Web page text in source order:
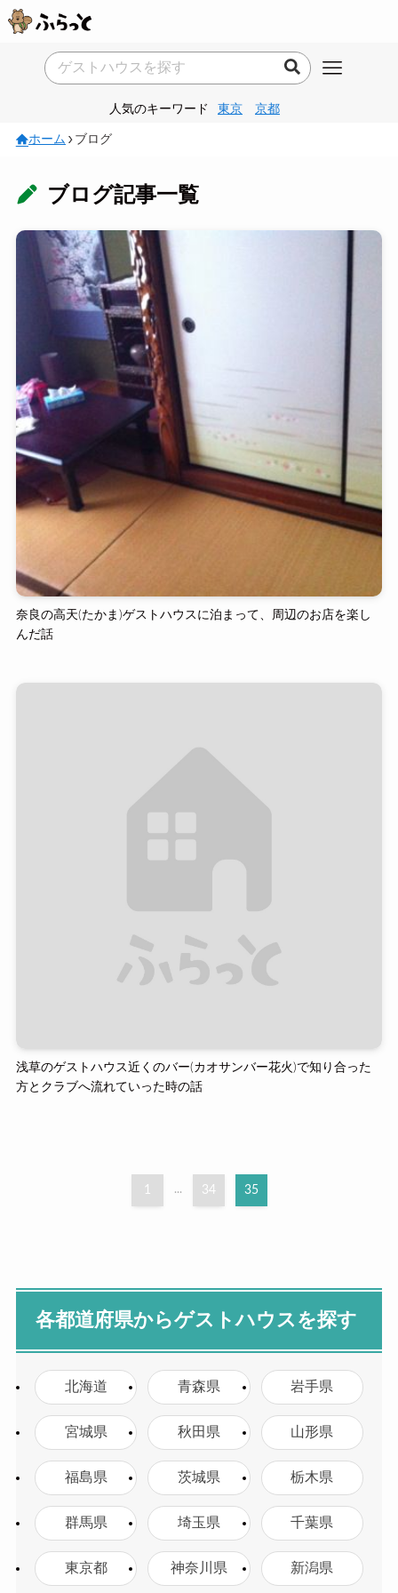
人気のキーワード 東京 京都
ホーム ブログ
ブログ記事一覧
奈良の高天(たかま)ゲストハウスに泊まって、周辺のお店を楽し
んだ話
浅草のゲストハウス近くのバー(カオサンバー花火)で知り合った
方とクラブへ流れていった時の話
1 ... 34 35
各都道府県からゲストハウスを探す
北海道 青森県 岩手県
宮城県 秋田県 山形県
福島県 茨城県 栃木県
群馬県 埼玉県 千葉県
東京都 神奈川県 新潟県